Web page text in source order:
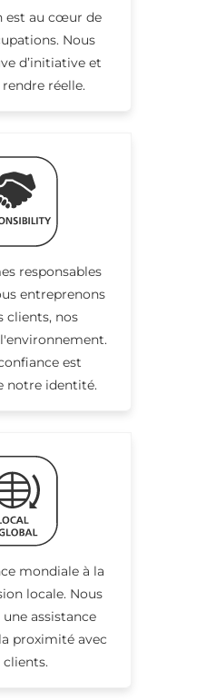
est au cœur de
Nous
d’initiative et
réelle.
responsables
entreprenons
clients, nos
est
notre identité.
mondiale à la
locale. Nous
assistance
proximité avec
clients.